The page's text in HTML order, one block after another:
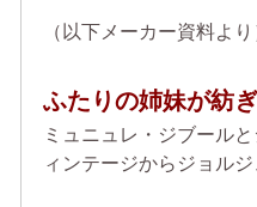
（以下メーカー資料より
ふたりの姉妹が紡
ミュニュレ・ジブール
ィンテージからジョル